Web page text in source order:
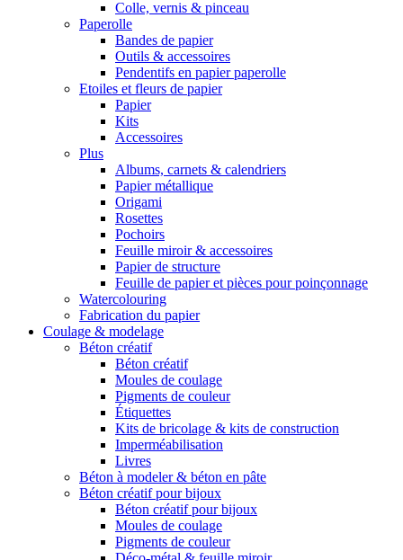
Colle, vernis & pinceau
Paperolle
Bandes de papier
Outils & accessoires
Pendentifs en papier paperolle
Etoiles et fleurs de papier
Papier
Kits
Accessoires
Plus
Albums, carnets & calendriers
Papier métallique
Origami
Rosettes
Pochoirs
Feuille miroir & accessoires
Papier de structure
Feuille de papier et pièces pour poinçonnage
Watercolouring
Fabrication du papier
Coulage & modelage
Béton créatif
Béton créatif
Moules de coulage
Pigments de couleur
Étiquettes
Kits de bricolage & kits de construction
Imperméabilisation
Livres
Béton à modeler & béton en pâte
Béton créatif pour bijoux
Béton créatif pour bijoux
Moules de coulage
Pigments de couleur